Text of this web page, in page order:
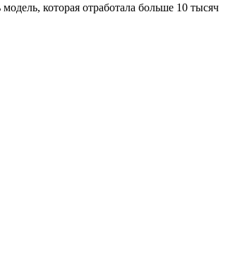
которая отработала больше 10 тысяч